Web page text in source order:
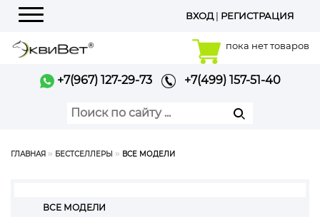
Меню
ВХОД| РЕГИСТРАЦИЯ
пока нет товаров
+7(967) 127-29-73 +7(499) 157-51-40
ГЛАВНАЯ БЕСТСЕЛЛЕРЫ ВСЕ МОДЕЛИ
ВСЕ МОДЕЛИ